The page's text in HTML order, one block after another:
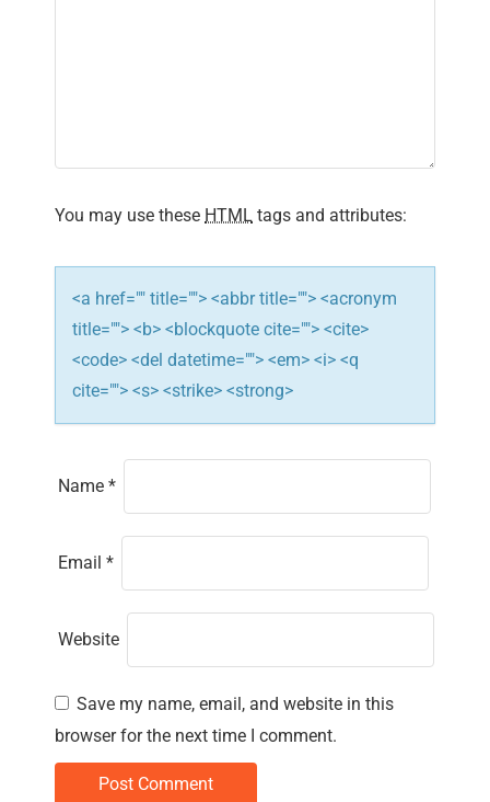
i
o
n
You may use these HTML tags and attributes:
<a href="" title=""> <abbr title=""> <acronym
title=""> <b> <blockquote cite=""> <cite>
<code> <del datetime=""> <em> <i> <q
cite=""> <s> <strike> <strong>
Name *
Email *
Website
Save my name, email, and website in this
browser for the next time I comment.